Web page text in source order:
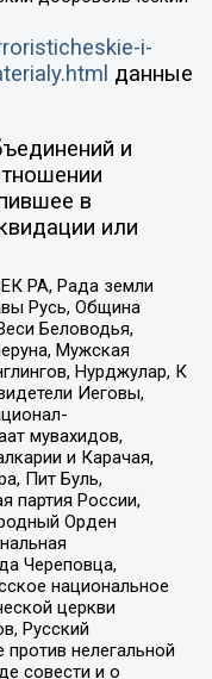
i-
данные
и
в
или
РА, Рада земли
Русь, Община
Беловодья,
Мужская
Нурджулар, К
Иеговы,
мувахидов,
и Карачая,
Пит Буль,
партия России,
Орден
Череповца,
национальное
церкви
Русский
нелегальной
совести и о